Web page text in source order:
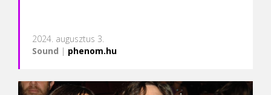
2024. augusztus 3.
Sound | phenom.hu